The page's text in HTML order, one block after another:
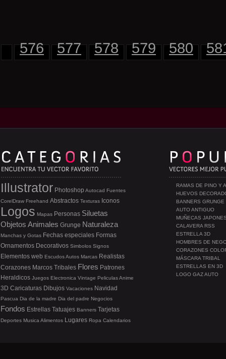
576 577 578 579 580
RAMAS DE PINO Y
HUEVOS
BANNERS GRUNGE
AUTO ANTIGUO
MUÑECAS
CALAVERA RSS
ESTRELLA 3D
HOMBRES DE
CORAZONES
MÁSCARA TRIBAL
ESTRELLAS EN 3D
LOGO GAZ AUTO
Illustrator Photoshop Autocad Fuentes
CorelDraw Freehand Abstractos Texturas Iconos
Logos Mapas Personas Siluetas
Objetos Animales Grunge Naturaleza
Manchas y Gotas Fechas especiales Formas
Ornamentos Decorativos Simbolos Signos
Elementos web EscudosAutos Marcas Realistas
Corazones Marcos Tribales Flores Patrones
Heraldicos Juegos Electronica Vintage PeliculasAnime
3D Caricaturas Dibujos Vacaciones Navidad
Pascua Dia de la madre Dia del padre Negocios
Fondos Estrellas Tatuajes Banners Tarjetas
Deportes Musica Alimentos Lugares Ropa Calendarios